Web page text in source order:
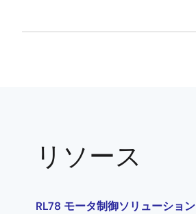
リソース
RL78 モータ制御ソリューション